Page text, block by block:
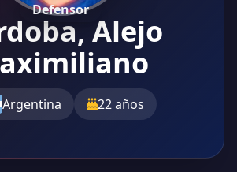
Defensor
Alejo
Argentina 22 años